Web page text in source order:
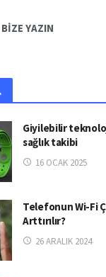
BIZE YAZIN
Giyilebilir
sağlık takibi
16 OCAK 2025
Telefonun Wi-Fi
Arttırılır?
26 ARALIK 2024